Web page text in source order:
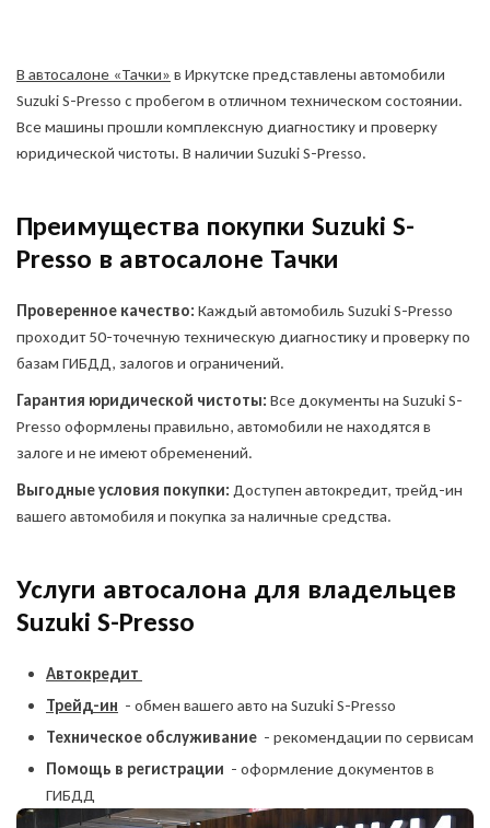
В автосалоне «Тачки» в Иркутске представлены автомобили
Suzuki S-Presso с пробегом в отличном техническом состоянии.
Все машины прошли комплексную диагностику и проверку
юридической чистоты. В наличии Suzuki S-Presso.
Преимущества покупки Suzuki S-
Presso в автосалоне Тачки
Проверенное качество: Каждый автомобиль Suzuki S-Presso
проходит 50-точечную техническую диагностику и проверку по
базам ГИБДД, залогов и ограничений.
Гарантия юридической чистоты: Все документы на Suzuki S-
Presso оформлены правильно, автомобили не находятся в
залоге и не имеют обременений.
Выгодные условия покупки: Доступен автокредит, трейд-ин
вашего автомобиля и покупка за наличные средства.
Услуги автосалона для владельцев
Suzuki S-Presso
Автокредит
Трейд-ин - обмен вашего авто на Suzuki S-Presso
Техническое обслуживание - рекомендации по сервисам
Помощь в регистрации - оформление документов в
ГИБДД